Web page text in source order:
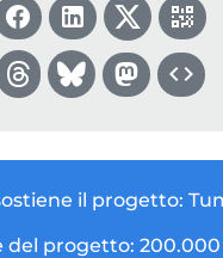
il progetto:
del progetto: